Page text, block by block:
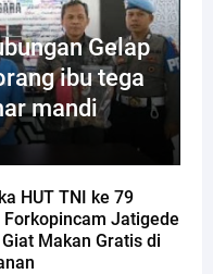
Gelap
ibu tega
mandi
HUT TNI ke 79
Forkopincam Jatigede
Makan Gratis di